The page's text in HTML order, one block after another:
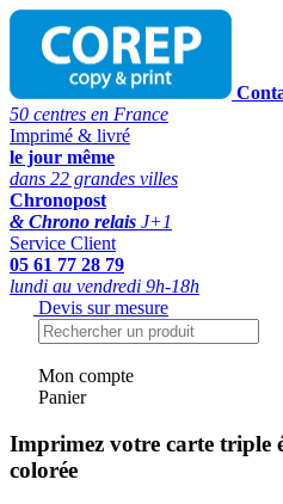
50 centres en France
Imprimé & livré
le jour même
dans 22 grandes villes
Chronopost
& Chrono relais J+1
Service Client
05 61 77 28 79
lundi au vendredi 9h-18h
Devis sur mesure
Mon compte
Panier
Imprimez votre carte triple
colorée